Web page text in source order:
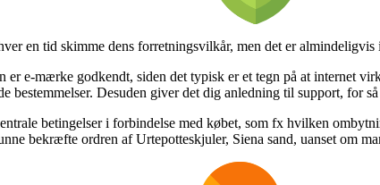
en tid skimme dens forretningsvilkår, men det er
e-mærke godkendt, siden det typisk er et tegn på at internet
Desuden giver det dig anledning til support, for
betingelser i forbindelse med købet, som fx hvilken
bekræfte ordren af Urtepotteskjuler, Siena sand, uanset om